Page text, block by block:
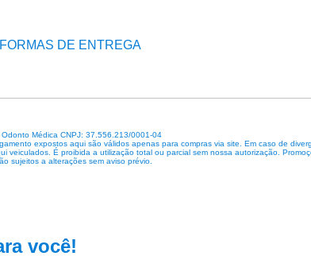
FORMAS DE ENTREGA
Odonto Médica CNPJ: 37.556.213/0001-04
expostos aqui são válidos apenas para compras via site. Em caso de
É proibida a utilização total ou parcial sem nossa autorização.
sujeitos a alterações sem aviso prévio.
você!